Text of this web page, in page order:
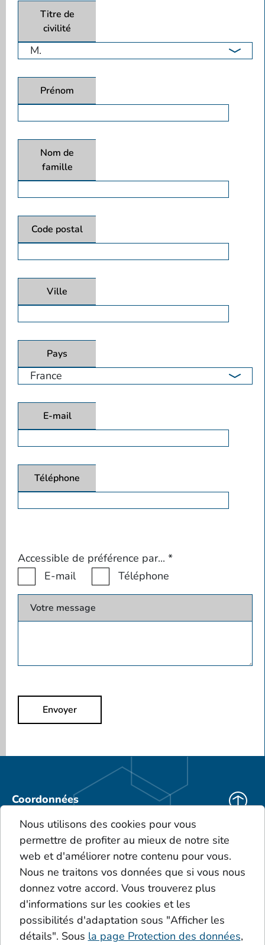
Titre de
civilité
Prénom
Nom de
famille
Code postal
Ville
Pays
E-mail
Téléphone
Accessible de préférence par... *
E-mail
Téléphone
Votre message
Envoyer
Coordonnées
KEBO Polska
Téléchargements
CGV
Le portefeuille de produits
Glossaire
Dépôts
Acides
Additive
Nous utilisons des cookies pour vous
permettre de profiter au mieux de notre site
web et d'améliorer notre contenu pour vous.
Nous ne traitons vos données que si vous nous
donnez votre accord. Vous trouverez plus
d'informations sur les cookies et les
possibilités d'adaptation sous "Afficher les
détails". Sous la page Protection des données,